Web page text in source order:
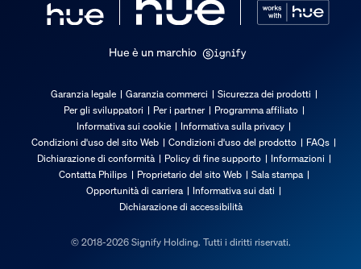
Hue è un marchio
Garanzia legale Garanzia commerci
Sicurezza dei prodotti
Per gli sviluppatori
Per i partner
Programma affiliato
Informativa sui cookie
Informativa sulla privacy
Condizioni d'uso del sito Web
Condizioni d'uso del prodotto
FAQs
Dichiarazione di conformità
Policy di fine supporto
Informazioni
Contatta Philips
Proprietario del sito Web
Sala stampa
Opportunità di carriera
Informativa sui dati
Dichiarazione di accessibilità
© 2018-2026 Signify Holding. Tutti i diritti riservati.